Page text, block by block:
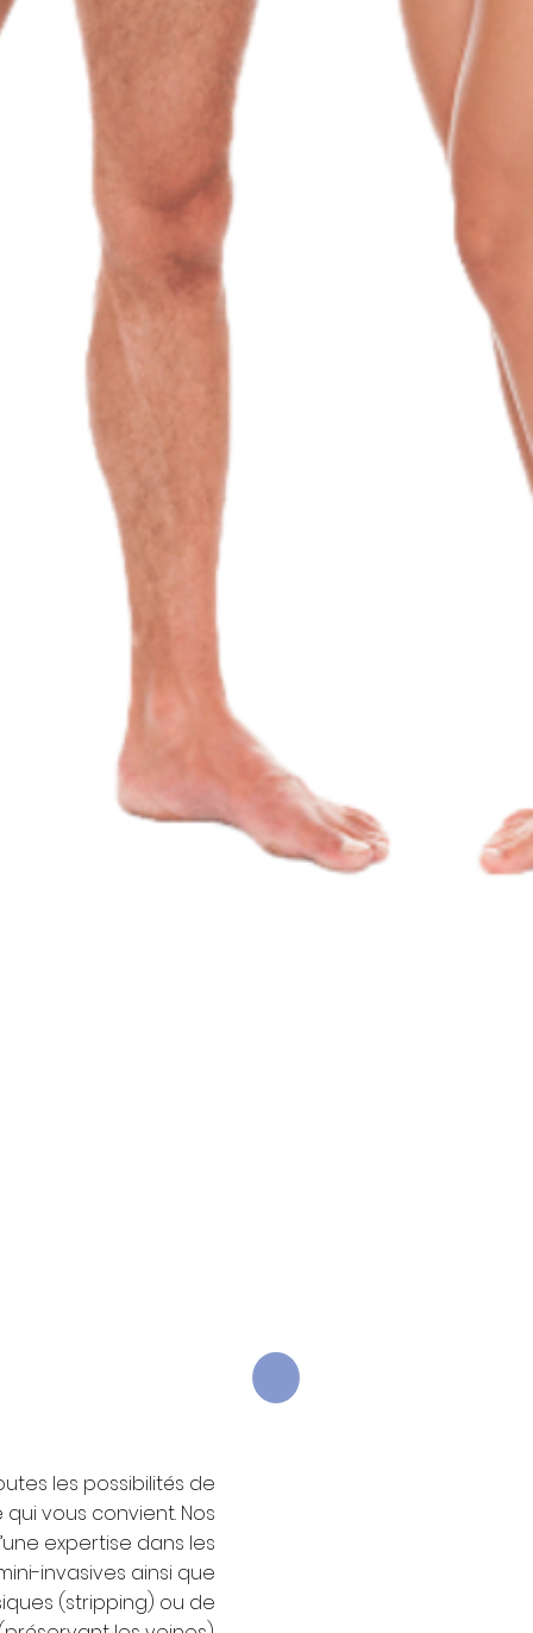
les possibilités de
vous convient. Nos
expertise dans les
invasives ainsi que
(stripping) ou de